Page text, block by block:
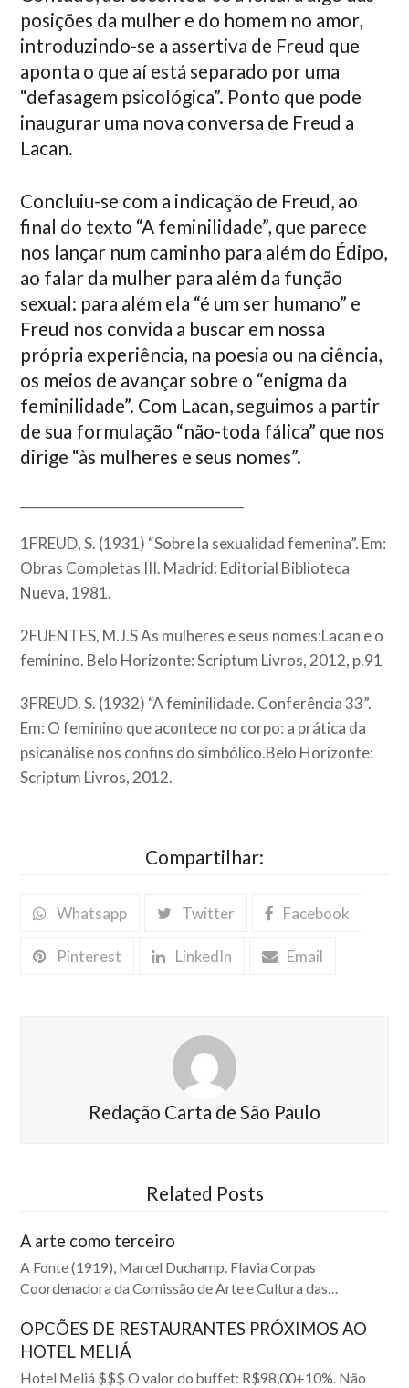
posições da mulher e do homem no amor,
introduzindo-se a assertiva de Freud que
aponta o que aí está separado por uma
“defasagem psicológica”. Ponto que pode
inaugurar uma nova conversa de Freud a
Lacan.
Concluiu-se com a indicação de Freud, ao
final do texto “A feminilidade”, que parece
nos lançar num caminho para além do Édipo,
ao falar da mulher para além da função
sexual: para além ela “é um ser humano” e
Freud nos convida a buscar em nossa
própria experiência, na poesia ou na ciência,
os meios de avançar sobre o “enigma da
feminilidade”. Com Lacan, seguimos a partir
de sua formulação “não-toda fálica” que nos
dirige “às mulheres e seus nomes”.
1FREUD, S. (1931) “Sobre la sexualidad femenina”. Em:
Obras Completas III. Madrid: Editorial Biblioteca
Nueva, 1981.
2FUENTES, M.J.S As mulheres e seus nomes:Lacan e o
feminino. Belo Horizonte: Scriptum Livros, 2012, p.91
3FREUD. S. (1932) “A feminilidade. Conferência 33”.
Em: O feminino que acontece no corpo: a prática da
psicanálise nos confins do simbólico.Belo Horizonte:
Scriptum Livros, 2012.
Compartilhar:
Whatsapp Twitter Facebook
Pinterest LinkedIn Email
Redação Carta de São Paulo
Related Posts
A arte como terceiro
A Fonte (1919), Marcel Duchamp. Flavia Corpas
Coordenadora da Comissão de Arte e Cultura das…
OPCÕES DE RESTAURANTES PRÓXIMOS AO
HOTEL MELIÁ
Hotel Meliá $$$ O valor do buffet: R$98,00+10%. Não